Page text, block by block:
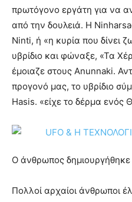
πρωτόγονο εργάτη για να
από την δουλειά. Η
Ninti, ή «η κυρία που δίνει
υβρίδιο και φώναξε, «Τα
έμοιαζε στους Anunnaki.
προγονό μας, το υβρίδιο
Hasis. «είχε το δέρμα ενός
Ο άνθρωπος
Πολλοί αρχαίοι άνθρωποι